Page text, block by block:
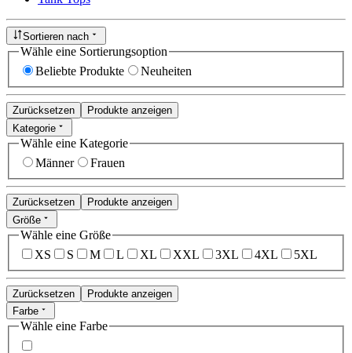
Sortieren nach
Wähle eine Sortierungsoption
Beliebte Produkte
Neuheiten
Zurücksetzen
Produkte anzeigen
Kategorie
Wähle eine Kategorie
Männer
Frauen
Zurücksetzen
Produkte anzeigen
Größe
Wähle eine Größe
XS
S M L XL XXL 3XL 4XL 5XL
Zurücksetzen
Produkte anzeigen
Farbe
Wähle eine Farbe